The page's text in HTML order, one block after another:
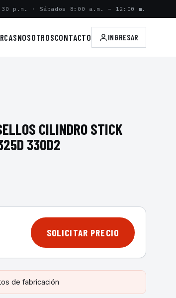
p.m. · Sábados 8:00 a.m. – 12:00 m.
NOSOTROSCONTACTO INGRESAR
CILINDRO STICK
330D2
SOLICITAR PRECIO
de fabricación